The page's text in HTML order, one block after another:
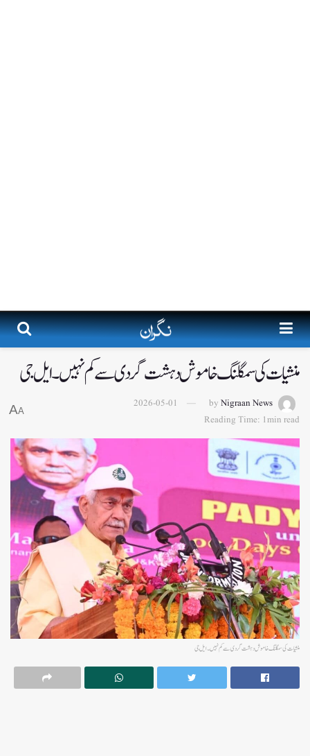
منشیات کی سمگلنگ خاموش دہشت گردی سے کم نہیں۔ ایل جی
by Nigraan News
2026-05-01
Reading Time: 1min read
A
A
منشیات کی سمگلنگ خاموش دہشت گردی سے کم نہیں۔ ایل جی